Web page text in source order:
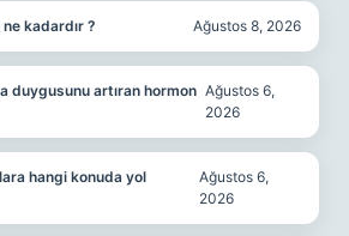
kadardır ? Ağustos 8, 2026
duygusunu artıran hormon Ağustos 6,
2026
hangi konuda yol
Ağustos 6,
2026